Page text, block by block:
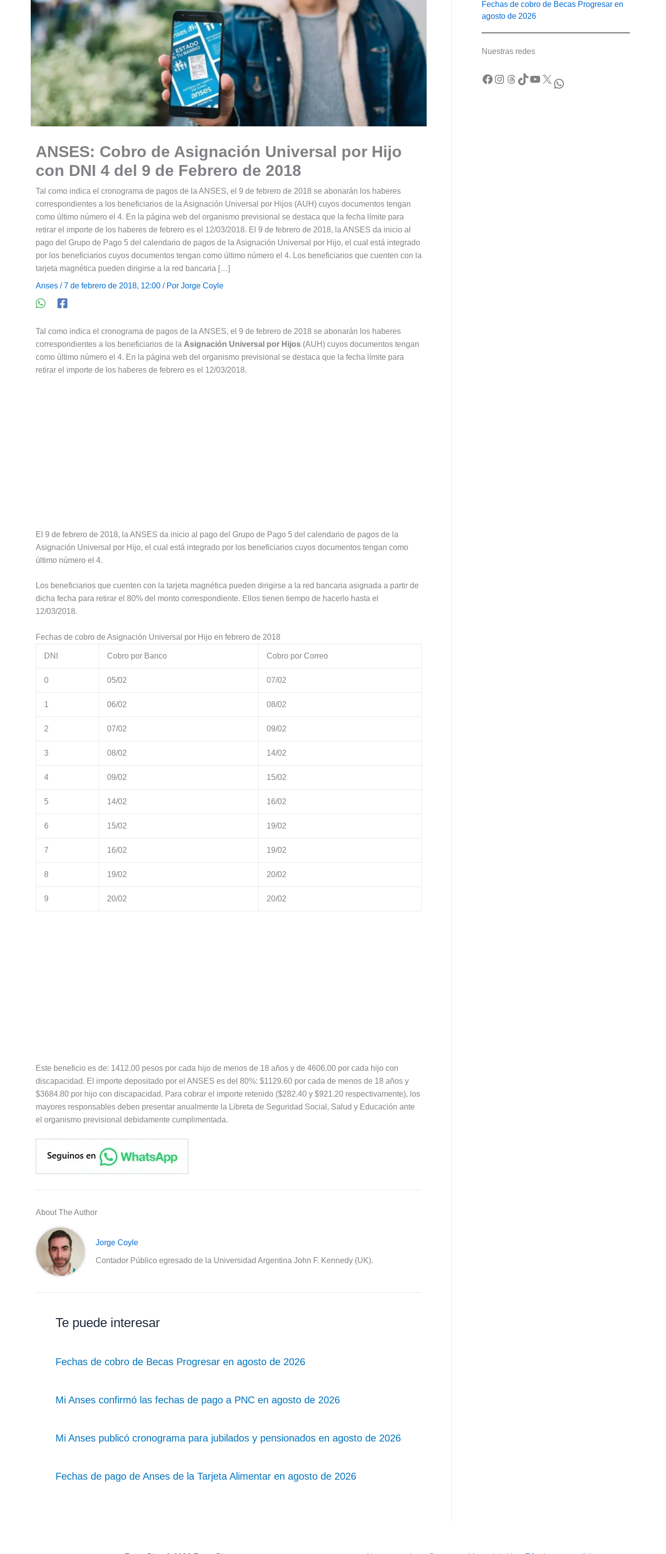
ANSES: Cobro de Asignación Universal por Hijo
con DNI 4 del 9 de Febrero de 2018
Tal como indica el cronograma de pagos de la ANSES, el 9 de febrero de 2018 se abonarán los haberes
correspondientes a los beneficiarios de la Asignación Universal por Hijos (AUH) cuyos documentos tengan
como último número el 4. En la página web del organismo previsional se destaca que la fecha límite para
retirar el importe de los haberes de febrero es el 12/03/2018. El 9 de febrero de 2018, la ANSES da inicio al
pago del Grupo de Pago 5 del calendario de pagos de la Asignación Universal por Hijo, el cual está integrado
por los beneficiarios cuyos documentos tengan como último número el 4. Los beneficiarios que cuenten con la
tarjeta magnética pueden dirigirse a la red bancaria […]
Anses / 7 de febrero de 2018, 12:00 / Por Jorge Coyle
Tal como indica el cronograma de pagos de la ANSES, el 9 de febrero de 2018 se abonarán los haberes
correspondientes a los beneficiarios de la Asignación Universal por Hijos (AUH) cuyos documentos tengan
como último número el 4. En la página web del organismo previsional se destaca que la fecha límite para
retirar el importe de los haberes de febrero es el 12/03/2018.
El 9 de febrero de 2018, la ANSES da inicio al pago del Grupo de Pago 5 del calendario de pagos de la
Asignación Universal por Hijo, el cual está integrado por los beneficiarios cuyos documentos tengan como
último número el 4.
Los beneficiarios que cuenten con la tarjeta magnética pueden dirigirse a la red bancaria asignada a partir de
dicha fecha para retirar el 80% del monto correspondiente. Ellos tienen tiempo de hacerlo hasta el
12/03/2018.
Fechas de cobro de Asignación Universal por Hijo en febrero de 2018
DNI Cobro por Banco Cobro por Correo
0 05/02 07/02
1 06/02 08/02
2 07/02 09/02
3 08/02 14/02
4 09/02 15/02
5 14/02 16/02
6 15/02 19/02
7 16/02 19/02
8 19/02 20/02
9 20/02 20/02
Este beneficio es de: 1412.00 pesos por cada hijo de menos de 18 años y de 4606.00 por cada hijo con
discapacidad. El importe depositado por el ANSES es del 80%: $1129.60 por cada de menos de 18 años y
$3684.80 por hijo con discapacidad. Para cobrar el importe retenido ($282.40 y $921.20 respectivamente), los
mayores responsables deben presentar anualmente la Libreta de Seguridad Social, Salud y Educación ante
el organismo previsional debidamente cumplimentada.
About The Author
Jorge Coyle
Contador Público egresado de la Universidad Argentina John F. Kennedy (UK).
Te puede interesar
Fechas de cobro de Becas Progresar en agosto de 2026
Mi Anses confirmó las fechas de pago a PNC en agosto de 2026
Mi Anses publicó cronograma para jubilados y pensionados en agosto de 2026
Fechas de pago de Anses de la Tarjeta Alimentar en agosto de 2026
Fechas de cobro de Becas Progresar en
agosto de 2026
Nuestras redes
Facebook Instagram Threads TikTok YouTube X WhatsApp